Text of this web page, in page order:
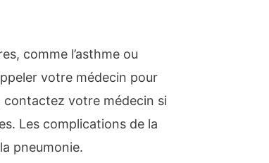
comme l’asthme ou
votre médecin pour
contactez votre médecin si
Les complications de la
pneumonie.